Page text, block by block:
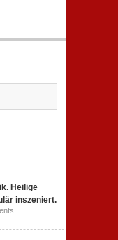
Heilige
inszeniert.